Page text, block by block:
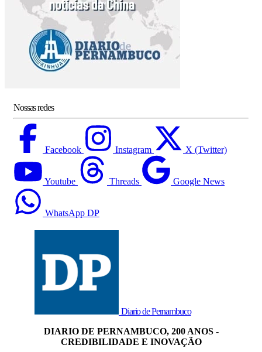
Nossas redes
Facebook Instagram X (Twitter)
Youtube Threads Google News
WhatsApp DP
Diario de Pernambuco
DIARIO DE PERNAMBUCO, 200 ANOS -
CREDIBILIDADE E INOVAÇÃO